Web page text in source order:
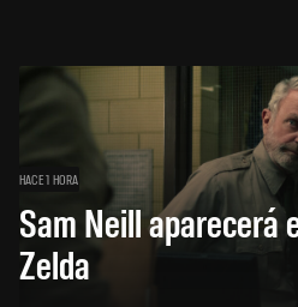
HACE 1 HORA
Sam Neill aparecerá
Zelda